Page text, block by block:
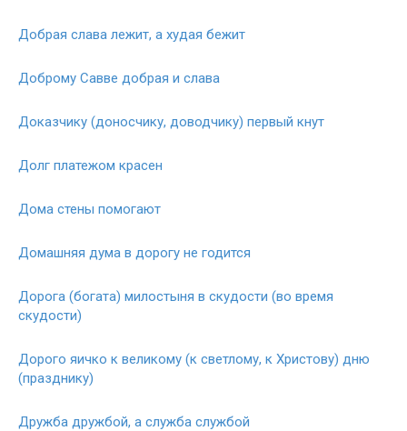
Добрая слава лежит, а худая бежит
Доброму Савве добрая и слава
Доказчику (доносчику, доводчику) первый кнут
Долг платежом красен
Дома стены помогают
Домашняя дума в дорогу не годится
Дорога (богата) милостыня в скудости (во время
скудости)
Дорого яичко к великому (к светлому, к Христову) дню
(празднику)
Дружба дружбой, а служба службой